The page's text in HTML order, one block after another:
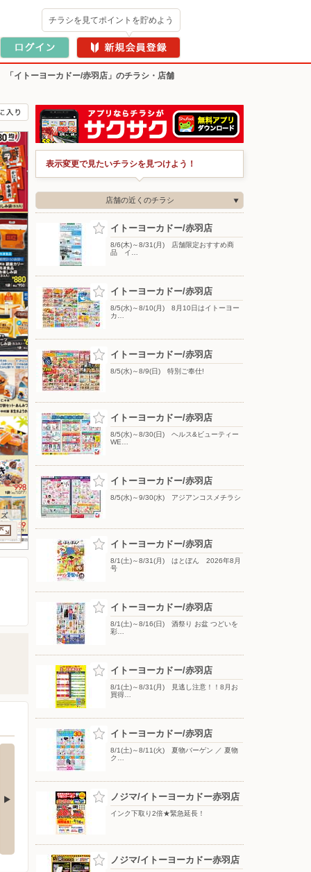
チラシを見てポイントを貯めよう
「イトーヨーカドー/赤羽店」のチラシ・店舗
ス&ビュ
8/5(水)〜9/30(水) アジアンコス
メチラシ
表示変更で見たいチラシを見つけよう！
店舗の近くのチラシ
イトーヨーカドー/赤羽店
8/6(木)～8/31(月) 店舗限定おすすめ商
品 イ…
イトーヨーカドー/赤羽店
8/5(水)～8/10(月) 8月10日はイトーヨー
カ…
イトーヨーカドー/赤羽店
8/5(水)～8/9(日) 特別ご奉仕!
イトーヨーカドー/赤羽店
8/5(水)～8/30(日) ヘルス&ビューティー
WE…
イトーヨーカドー/赤羽店
8/5(水)～9/30(水) アジアンコスメチラシ
イトーヨーカドー/赤羽店
8/1(土)～8/31(月) はとぼん 2026年8月
号
イトーヨーカドー/赤羽店
8/1(土)～8/16(日) 酒祭り お盆 つどいを
彩…
イトーヨーカドー/赤羽店
8/1(土)～8/31(月) 見逃し注意！！8月お
買得…
イトーヨーカドー/赤羽店
8/1(土)～8/11(火) 夏物バーゲン ／ 夏物
ク…
ノジマ/イトーヨーカドー赤羽店
インク下取り2倍★緊急延長！
ノジマ/イトーヨーカドー赤羽店